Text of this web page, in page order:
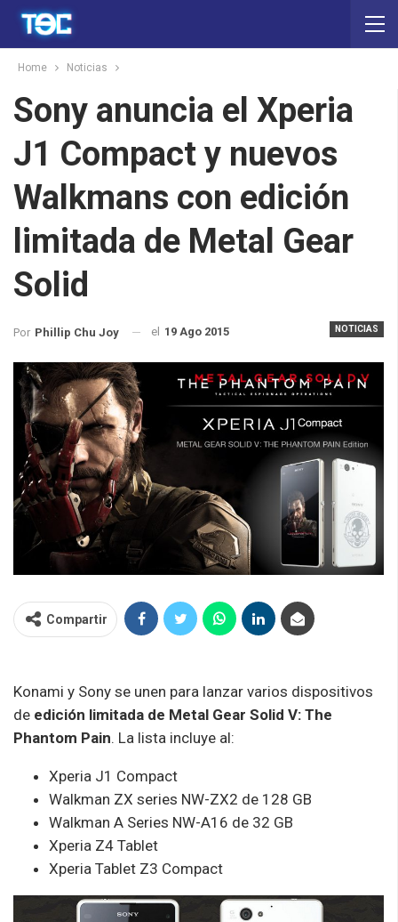
Home Noticias
Sony anuncia el Xperia
J1 Compact y nuevos
Walkmans con edición
limitada de Metal Gear
Solid
NOTICIAS
Por Phillip Chu Joy el 19 Ago 2015
Compartir
Konami y Sony se unen para lanzar varios dispositivos
de edición limitada de Metal Gear Solid V: The
Phantom Pain. La lista incluye al:
Xperia J1 Compact
Walkman ZX series NW-ZX2 de 128 GB
Walkman A Series NW-A16 de 32 GB
Xperia Z4 Tablet
Xperia Tablet Z3 Compact